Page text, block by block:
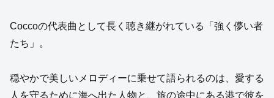
Coccoの代表曲として長く聴き継がれている「強く儚い者
たち」。
穏やかで美しいメロディーに乗せて語られるのは、愛する
人を守るために海へ出た人物と、旅の途中にある港で彼を